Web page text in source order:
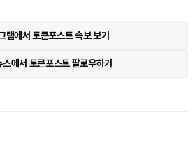
램에서 토큰포스트 속보 보기
에서 토큰포스트 팔로우하기